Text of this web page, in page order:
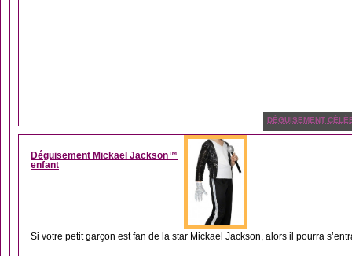
DÉGUISEMENT
Déguisement Mickael Jackson™
enfant
Si votre petit garçon est fan de la star Mickael Jackson, alors il pourra